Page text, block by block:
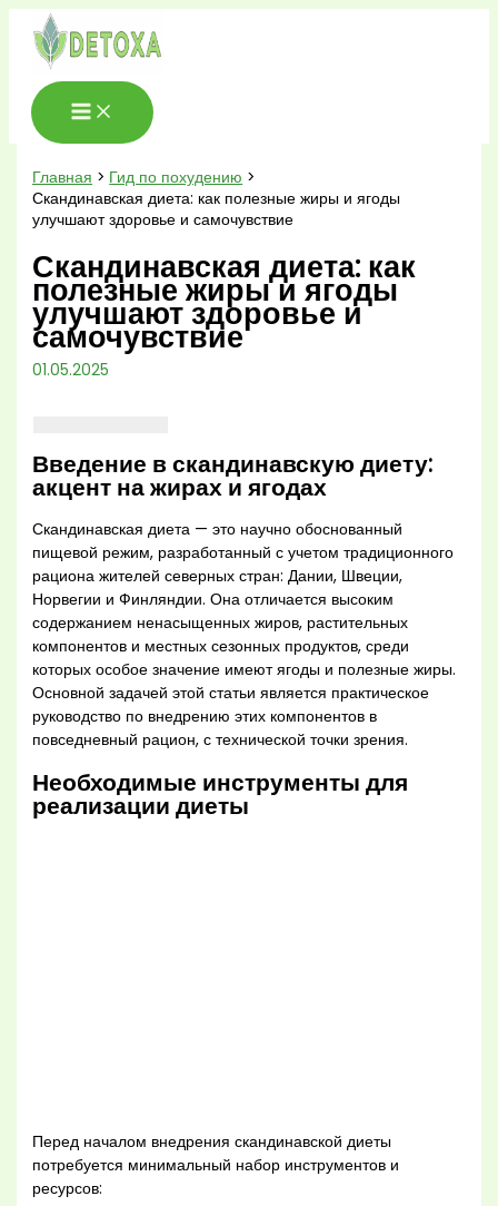
Перейти
содержимому
Главная
Гид по похудению
Скандинавская диета: как полезные жиры и ягоды
улучшают здоровье и самочувствие
Скандинавская диета: как
полезные жиры и ягоды
улучшают здоровье и
самочувствие
01.05.2025
Введение в скандинавскую диету:
акцент на жирах и ягодах
Скандинавская диета — это научно обоснованный
пищевой режим, разработанный с учетом традиционного
рациона жителей северных стран: Дании, Швеции,
Норвегии и Финляндии. Она отличается высоким
содержанием ненасыщенных жиров, растительных
компонентов и местных сезонных продуктов, среди
которых особое значение имеют ягоды и полезные жиры.
Основной задачей этой статьи является практическое
руководство по внедрению этих компонентов в
повседневный рацион, с технической точки зрения.
Необходимые инструменты для
реализации диеты
Перед началом внедрения скандинавской диеты
потребуется минимальный набор инструментов и
ресурсов: